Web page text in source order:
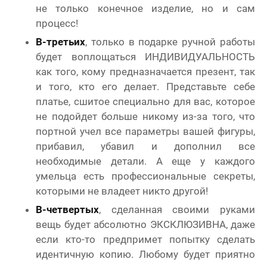
не только конечное изделие, но и сам
процесс!
В-третьих, только в подарке ручной работы
будет воплощаться ИНДИВИДУАЛЬНОСТЬ
как того, кому предназначается презент, так
и того, кто его делает. Представьте себе
платье, сшитое специально для вас, которое
не подойдет больше никому из-за того, что
портной учел все параметры вашей фигуры,
прибавил, убавил и дополнил все
необходимые детали. А еще у каждого
умельца есть профессиональные секреты,
которыми не владеет никто другой!
В-четвертых, сделанная своими руками
вещь будет абсолютно ЭКСКЛЮЗИВНА, даже
если кто-то предпримет попытку сделать
идентичную копию. Любому будет приятно